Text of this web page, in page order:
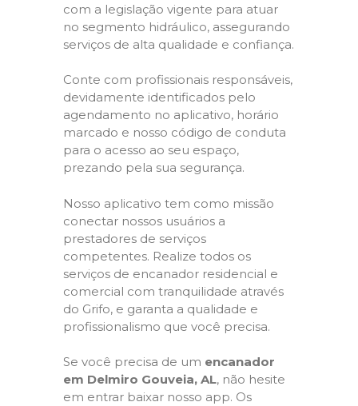
com a legislação vigente para atuar
no segmento hidráulico, assegurando
serviços de alta qualidade e confiança.
Conte com profissionais responsáveis,
devidamente identificados pelo
agendamento no aplicativo, horário
marcado e nosso código de conduta
para o acesso ao seu espaço,
prezando pela sua segurança.
Nosso aplicativo tem como missão
conectar nossos usuários a
prestadores de serviços
competentes. Realize todos os
serviços de encanador residencial e
comercial com tranquilidade através
do Grifo, e garanta a qualidade e
profissionalismo que você precisa.
Se você precisa de um encanador
em Delmiro Gouveia, AL, não hesite
em entrar baixar nosso app. Os